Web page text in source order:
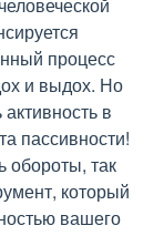
процесс
и выдох. Но
в
пассивности!
обороты, так
который
вашего